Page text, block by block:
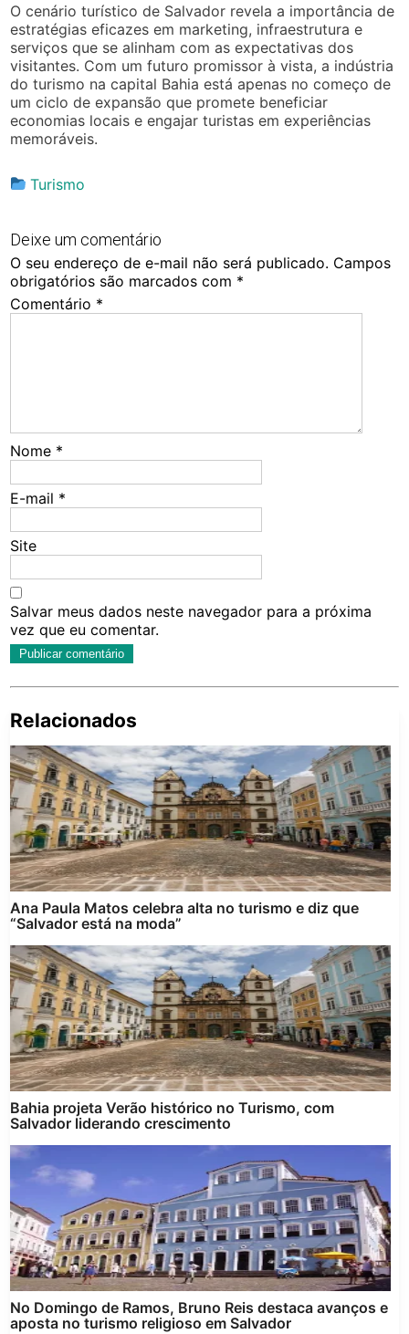
O cenário turístico de Salvador revela a importância de
estratégias eficazes em marketing, infraestrutura e
serviços que se alinham com as expectativas dos
visitantes. Com um futuro promissor à vista, a indústria
do turismo na capital Bahia está apenas no começo de
um ciclo de expansão que promete beneficiar
economias locais e engajar turistas em experiências
memoráveis.
Turismo
Deixe um comentário
O seu endereço de e-mail não será publicado. Campos
obrigatórios são marcados com *
Comentário *
Nome *
E-mail *
Site
Salvar meus dados neste navegador para a próxima
vez que eu comentar.
Relacionados
Ana Paula Matos celebra alta no turismo e diz que
“Salvador está na moda”
Bahia projeta Verão histórico no Turismo, com
Salvador liderando crescimento
No Domingo de Ramos, Bruno Reis destaca avanços e
aposta no turismo religioso em Salvador